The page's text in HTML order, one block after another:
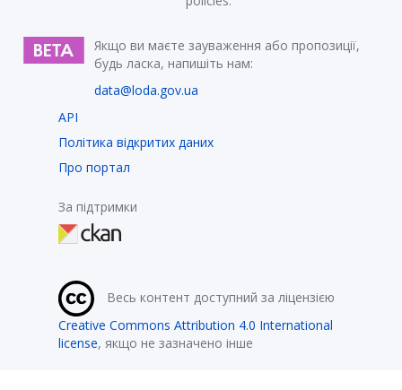
Якщо ви маєте зауваження або пропозиції,
будь ласка, напишіть нам:
data@loda.gov.ua
API
Політика відкритих даних
Про портал
За підтримки
Весь контент доступний за ліцензією
Creative Commons Attribution 4.0 International
license, якщо не зазначено інше